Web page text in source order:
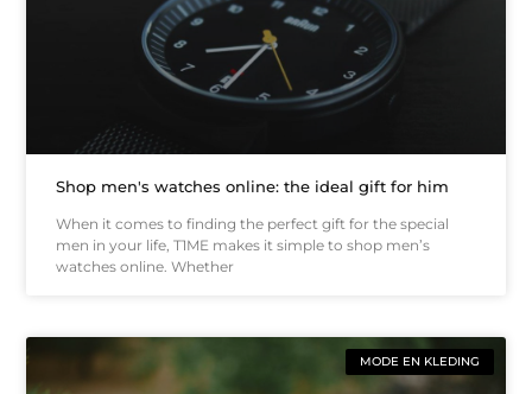
Shop men's watches online: the ideal gift for him
When it comes to finding the perfect gift for the special
men in your life, T1ME makes it simple to shop men’s
watches online. Whether
MODE EN KLEDING